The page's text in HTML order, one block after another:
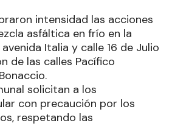
intensidad las acciones
asfáltica en frío en la
Italia y calle 16 de Julio
de las calles Pacífico
solicitan a los
con precaución por los
respetando las